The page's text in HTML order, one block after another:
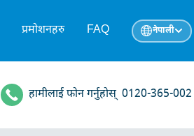
प्रमोशनहरु FAQ नेपाली
हामीलाई फोन गर्नुहोस् 0120-365-002